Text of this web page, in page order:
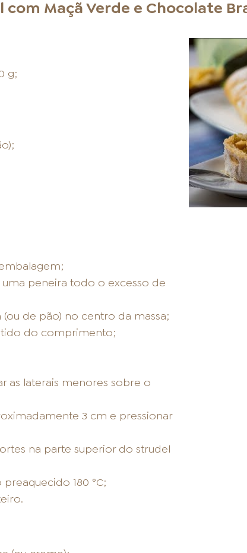
com Maçã Verde e Chocolate
g;
peneira todo o excesso de
de pão) no centro da massa;
do comprimento;
as laterais menores sobre o
3 cm e pressionar
na parte superior do strudel
180 °C;